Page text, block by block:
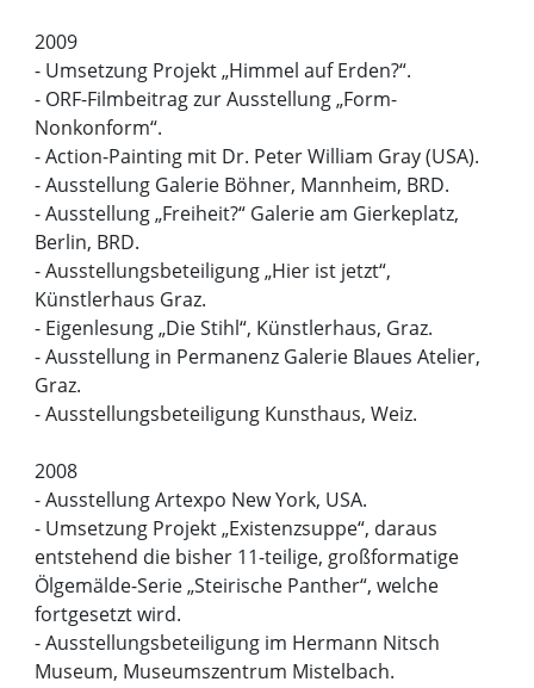
2009
- Umsetzung Projekt „Himmel auf Erden?“.
- ORF-Filmbeitrag zur Ausstellung „Form-
Nonkonform“.
- Action-Painting mit Dr. Peter William Gray (USA).
- Ausstellung Galerie Böhner, Mannheim, BRD.
- Ausstellung „Freiheit?“ Galerie am Gierkeplatz,
Berlin, BRD.
- Ausstellungsbeteiligung „Hier ist jetzt“,
Künstlerhaus Graz.
- Eigenlesung „Die Stihl“, Künstlerhaus, Graz.
- Ausstellung in Permanenz Galerie Blaues Atelier,
Graz.
- Ausstellungsbeteiligung Kunsthaus, Weiz.
2008
- Ausstellung Artexpo New York, USA.
- Umsetzung Projekt „Existenzsuppe“, daraus
entstehend die bisher 11-teilige, großformatige
Ölgemälde-Serie „Steirische Panther“, welche
fortgesetzt wird.
- Ausstellungsbeteiligung im Hermann Nitsch
Museum, Museumszentrum Mistelbach.